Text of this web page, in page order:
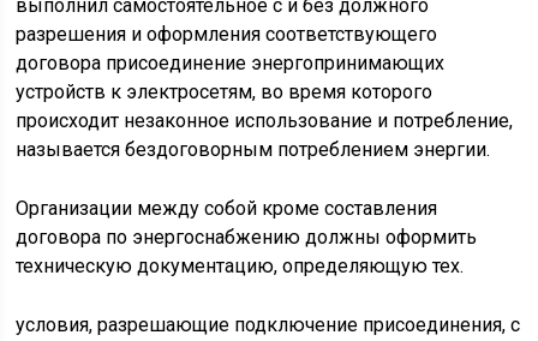
выполнил самостоятельное с и без должного
разрешения и оформления соответствующего
договора присоединение энергопринимающих
устройств к электросетям, во время которого
происходит незаконное использование и потребление,
называется бездоговорным потреблением энергии.
Организации между собой кроме составления
договора по энергоснабжению должны оформить
техническую документацию, определяющую тех.
условия, разрешающие подключение присоединения, с